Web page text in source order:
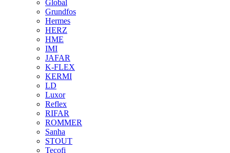
Global
Grundfos
Hermes
HERZ
HME
IMI
JAFAR
K-FLEX
KERMI
LD
Luxor
Reflex
RIFAR
ROMMER
Sanha
STOUT
Tecofi